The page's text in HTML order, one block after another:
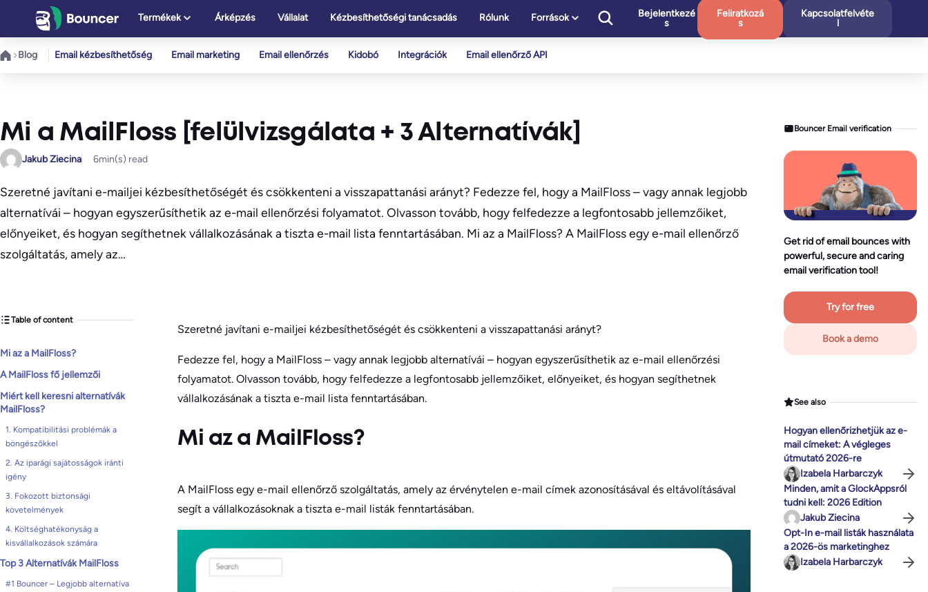
tartalomhoz
Termékek Árképzés Vállalat Kézbesíthetőségi tanácsadás Rólunk Források
Bejelentkezé
s
Feliratkozá
s
Kapcsolatfelvéte
l
Blog Email kézbesíthetőség Email marketing Email ellenőrzés Kidobó Integrációk Email ellenőrző API
Mi a MailFloss [felülvizsgálata + 3 Alternatívák]
Jakub Ziecina 6min(s) read
Szeretné javítani e-mailjei kézbesíthetőségét és csökkenteni a visszapattanási arányt? Fedezze fel, hogy a MailFloss – vagy annak legjobb
alternatívái – hogyan egyszerűsíthetik az e-mail ellenőrzési folyamatot. Olvasson tovább, hogy felfedezze a legfontosabb jellemzőiket,
előnyeiket, és hogyan segíthetnek vállalkozásának a tiszta e-mail lista fenntartásában. Mi az a MailFloss? A MailFloss egy e-mail ellenőrző
szolgáltatás, amely az…
Table of content
Mi az a MailFloss?
A MailFloss fő jellemzői
Miért kell keresni alternatívák
MailFloss?
1. Kompatibilitási problémák a
böngészőkkel
2. Az iparági sajátosságok iránti
igény
3. Fokozott biztonsági
követelmények
4. Költséghatékonyság a
kisvállalkozások számára
Top 3 Alternatívák MailFloss
#1 Bouncer – Legjobb alternatíva
Szeretné javítani e-mailjei kézbesíthetőségét és csökkenteni a visszapattanási arányt?
Fedezze fel, hogy a MailFloss – vagy annak legjobb alternatívái – hogyan egyszerűsíthetik az e-mail ellenőrzési
folyamatot. Olvasson tovább, hogy felfedezze a legfontosabb jellemzőiket, előnyeiket, és hogyan segíthetnek
vállalkozásának a tiszta e-mail lista fenntartásában.
Mi az a MailFloss?
A MailFloss egy e-mail ellenőrző szolgáltatás, amely az érvénytelen e-mail címek azonosításával és eltávolításával
segít a vállalkozásoknak a tiszta e-mail listák fenntartásában.
Bouncer Email verification
Get rid of email bounces with
powerful, secure and caring
email verification tool!
Try for free
Book a demo
See also
Hogyan ellenőrizhetjük az e-
mail címeket: A végleges
útmutató 2026-re
Izabela Harbarczyk
Minden, amit a GlockAppsról
tudni kell: 2026 Edition
Jakub Ziecina
Opt-In e-mail listák használata
a 2026-ös marketinghez
Izabela Harbarczyk